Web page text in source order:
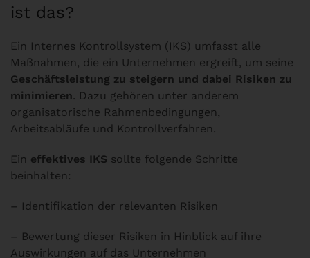
ist das?
Ein Internes Kontrollsystem (IKS) umfasst alle
Maßnahmen, die ein Unternehmen ergreift, um seine
Geschäftsleistung zu steigern und dabei Risiken zu
minimieren. Dazu gehören unter anderem
organisatorische Rahmenbedingungen,
Arbeitsabläufe und Kontrollverfahren.
Ein effektives IKS sollte folgende Schritte
beinhalten:
– Identifikation der relevanten Risiken
– Bewertung dieser Risiken in Hinblick auf ihre
Auswirkungen auf das Unternehmen